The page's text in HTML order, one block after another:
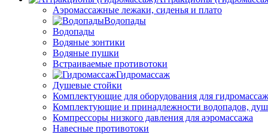
Аэромассажные лежаки, сиденья и плато
Водопады
Водопады
Водяные зонтики
Водяные пушки
Встраиваемые противотоки
Гидромассаж
Душевые стойки
Комплектующие для оборудования для
Комплектующие и принадлежности водопадов,
Компрессоры низкого давления для аэромассажа
Навесные противотоки